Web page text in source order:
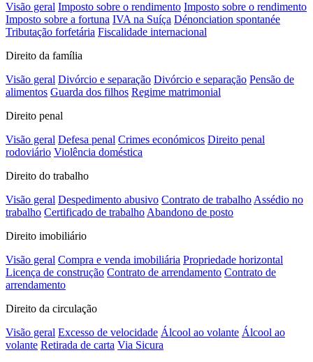
Visão geral Imposto sobre o rendimento Imposto sobre o rendimento
Imposto sobre a fortuna IVA na Suíça Dénonciation spontanée
Tributação forfetária Fiscalidade internacional
Direito da família
Visão geral Divórcio e separação Divórcio e separação Pensão de
alimentos Guarda dos filhos Regime matrimonial
Direito penal
Visão geral Defesa penal Crimes económicos Direito penal
rodoviário Violência doméstica
Direito do trabalho
Visão geral Despedimento abusivo Contrato de trabalho Assédio no
trabalho Certificado de trabalho Abandono de posto
Direito imobiliário
Visão geral Compra e venda imobiliária Propriedade horizontal
Licença de construção Contrato de arrendamento Contrato de
arrendamento
Direito da circulação
Visão geral Excesso de velocidade Álcool ao volante Álcool ao
volante Retirada de carta Via Sicura